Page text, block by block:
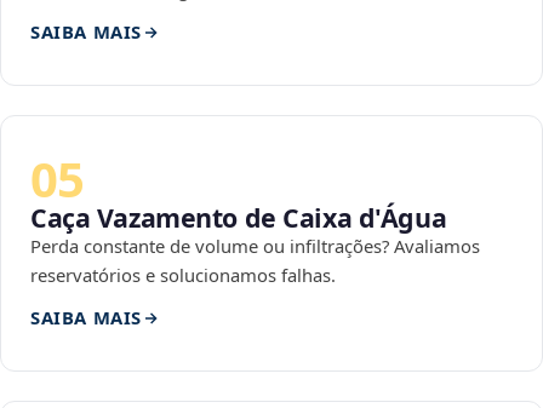
SAIBA MAIS
05
Caça Vazamento de Caixa d'Água
Perda constante de volume ou infiltrações? Avaliamos
reservatórios e solucionamos falhas.
SAIBA MAIS